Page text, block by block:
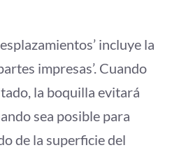
incluye la
impresas’. Cuando
la boquilla evitará
sea posible para
de la superficie del